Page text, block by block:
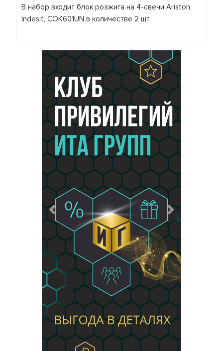
В набор входит блок розжига на 4-свечи Ariston,
Indesit, COK601UN в количестве 2 шт.
Предыдущий Следующий